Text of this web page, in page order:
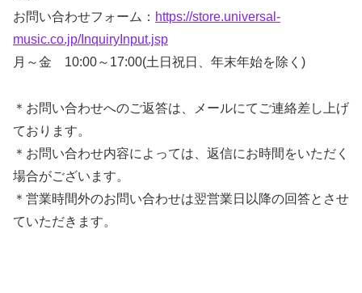
お問い合わせフォーム： https://store.universal-
music.co.jp/InquiryInput.jsp
月～金 10:00～17:00(土日祝日、年末年始を除く)
＊お問い合わせへのご返答は、メールにてご連絡差し上げ
ております。
＊お問い合わせ内容によっては、返信にお時間をいただく
場合がございます。
＊営業時間外のお問い合わせは翌営業日以降の回答とさせ
ていただきます。